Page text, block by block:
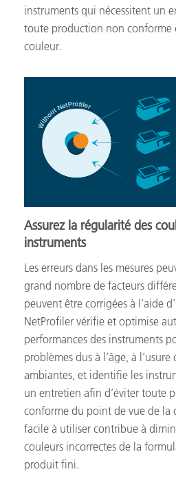
instruments qui nécessitent un
toute production non conforme
couleur.
Assurez la régularité des
instruments
Les erreurs dans les mesures
grand nombre de facteurs
peuvent être corrigées à l’aide
NetProfiler vérifie et optimise
performances des instruments
problèmes dus à l’âge, à
ambiantes, et identifie les
un entretien afin d’éviter toute
conforme du point de vue de la
facile à utiliser contribue à
couleurs incorrectes de la
produit fini.